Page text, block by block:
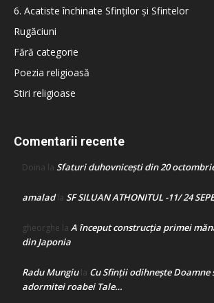
6. Acatiste închinate Sfinților și Sfintelor
Rugăciuni
Fără categorie
Poezia religioasă
Stiri religioase
Comentarii recente
Doina la Sfaturi duhovnicești din 20
amaladla SF SILUAN ATHONITUL -11/ 24
gheorghe la A început construcţia primei
din Japonia
Radu Mungiula Cu Sfinții odihnește Doamne
adormitei roabei Tale…